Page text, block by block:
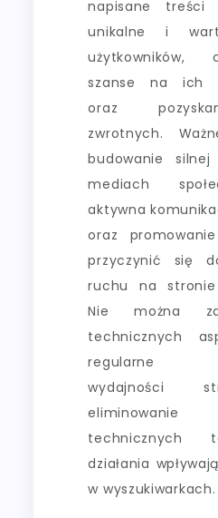
napisane treści
unikalne i
użytkowników,
szanse na ich
oraz
zwrotnych.
budowanie
mediach
aktywna
oraz
przyczynić się
ruchu na stronie
Nie można
technicznych
regularne
wydajności
technicznych
działania
w wyszukiwarkach.